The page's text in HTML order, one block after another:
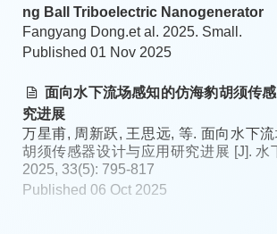
ng Ball Triboelectric Nanogenerator
Fangyang Dong.et al. 2025. Small.
Published 01 Nov 2025
面向水下流场感知的仿海豹胡须传
究进展
万星甫, 周新跃, 王思远, 等. 面向水下
胡须传感器设计与应用研究进展 [J]. 水
2025, 33(5): 795-817
Published 06 Oct 2025